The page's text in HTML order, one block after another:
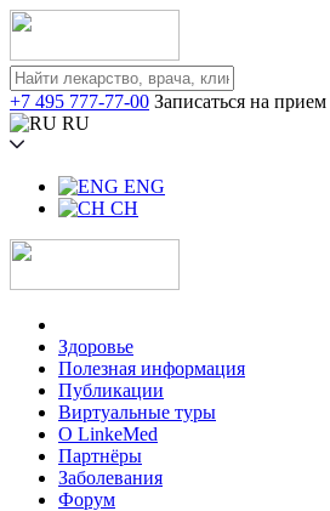
+7 495 777-77-00 Записаться на прием
RU
ENG
CH
Здоровье
Полезная информация
Публикации
Виртуальные туры
О LinkeMed
Партнёры
Заболевания
Форум